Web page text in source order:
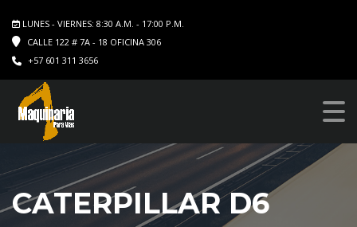
LUNES - VIERNES: 8:30 A.M. - 17:00 P.M.
CALLE 122 # 7A - 18 OFICINA 306
+57 601 311 3656
CATERPILLAR D6